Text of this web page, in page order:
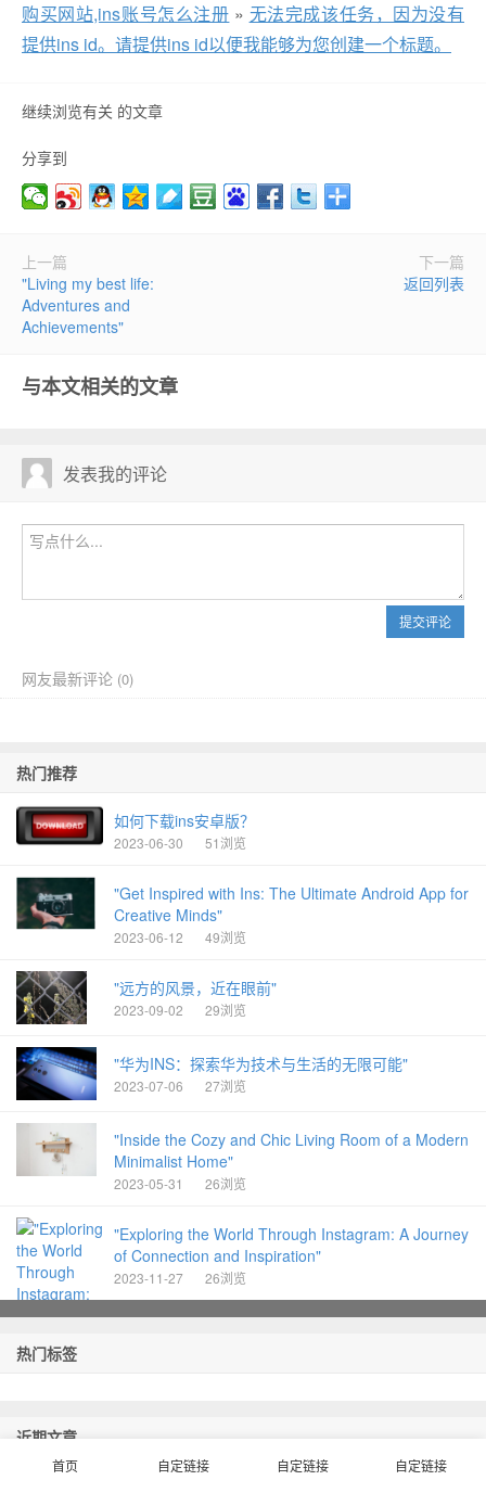
购买网站,ins账号怎么注册 » 无法完成该任务，因为没有
提供ins id。请提供ins id以便我能够为您创建一个标题。
继续浏览有关 的文章
分享到
上一篇
"Living my best life:
Adventures and
Achievements"
下一篇
返回列表
与本文相关的文章
发表我的评论
提交评论
网友最新评论 (0)
热门推荐
如何下载ins安卓版？
2023-06-30 51浏览
"Get Inspired with Ins: The Ultimate Android App for
Creative Minds"
2023-06-12 49浏览
"远方的风景，近在眼前"
2023-09-02 29浏览
"华为INS：探索华为技术与生活的无限可能"
2023-07-06 27浏览
"Inside the Cozy and Chic Living Room of a Modern
Minimalist Home"
2023-05-31 26浏览
"Exploring the World Through Instagram: A Journey
of Connection and Inspiration"
2023-11-27 26浏览
热门标签
近期文章
无法完成该任务，因为没有提供ins id。请提供ins id以便我能够为您
首页 自定链接 自定链接 自定链接